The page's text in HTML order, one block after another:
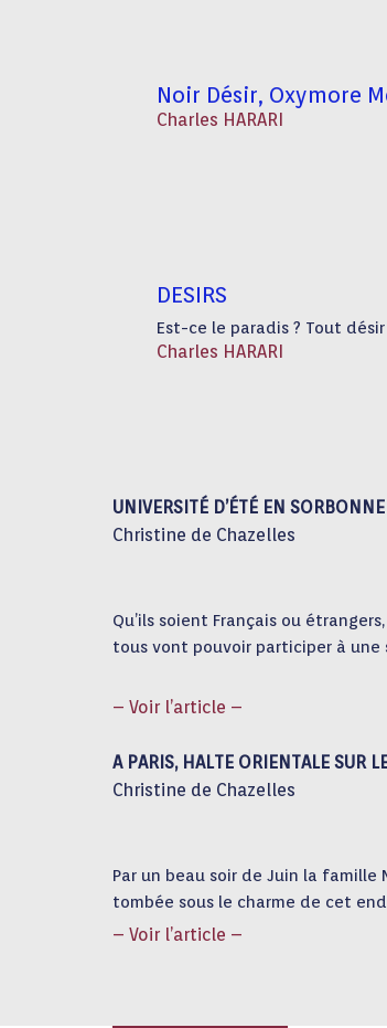
Noir
Charles HARARI
DESIRS
Est-ce le paradis ? Tout
Charles HARARI
UNIVERSITÉ D’ÉTÉ EN
Christine de Chazelles
Qu’ils soient Français ou
tous vont pouvoir participer à une
– Voir l’article –
A PARIS, HALTE ORIENTALE SUR
Christine de Chazelles
Par un beau soir de Juin la famille
tombée sous le charme de cet
– Voir l’article –